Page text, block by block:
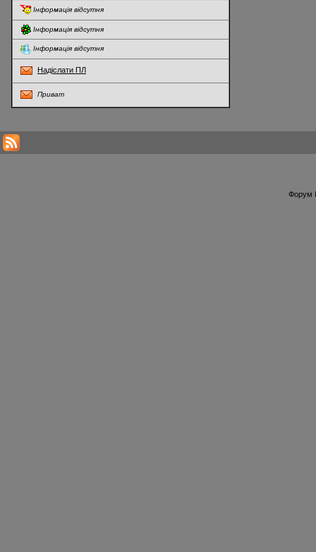
Інформація відсутня
Інформація відсутня
Інформація відсутня
Надіслати ПЛ
Приват
Форум